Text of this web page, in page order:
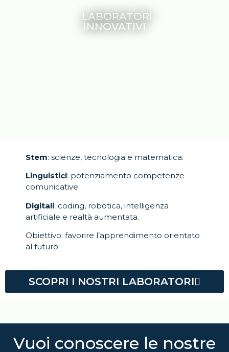
LABORATORI
INNOVATIVI
Stem: scienze, tecnologia e matematica.
Linguistici: potenziamento competenze
comunicative.
Digitali: coding, robotica, intelligenza
artificiale e realtà aumentata.
Obiettivo: favorire l’apprendimento orientato
al futuro.
SCOPRI I NOSTRI LABORATORI
Vuoi conoscere le nostre